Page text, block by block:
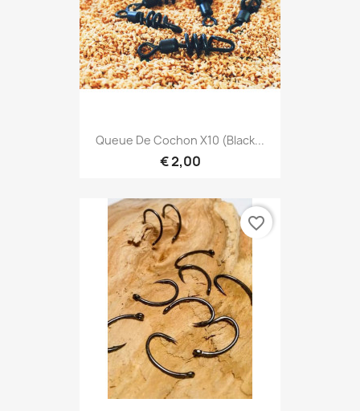
Queue De Cochon X10 (black...
€ 2,00
favorite_border